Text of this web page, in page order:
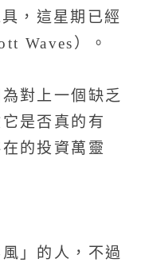
，這星期已經
Waves）。
對上一個缺乏
是否真的有
的投資萬靈
」的人，不過